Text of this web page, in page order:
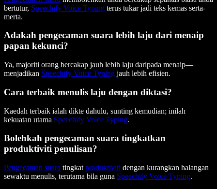
bertutur, Speechify Voice Typing terus tukar jadi teks kemas serta-
merta.
Adakah pengecaman suara lebih laju dari menaip
papan kekunci?
Ya, majoriti orang bercakap jauh lebih laju daripada menaip—
menjadikan Speechify Voice Typing jauh lebih efisien.
Cara terbaik menulis laju dengan diktasi?
Kaedah terbaik ialah dikte dahulu, sunting kemudian; inilah
kekuatan utama Speechify Voice Typing.
Bolehkah pengecaman suara tingkatkan
produktiviti penulisan?
Pengecaman suara tingkat produktiviti dengan kurangkan halangan
sewaktu menulis, terutama bila guna Speechify Voice Typing.